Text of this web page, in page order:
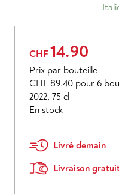
CHF 14.90
Prix par bouteille
CHF 89.40 pour 6
2022, 75 cl
En stock
Livré demain
Livraison